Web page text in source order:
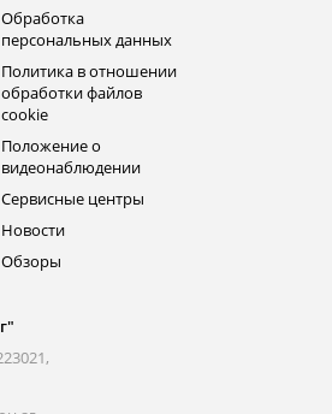
Обработка
персональных данных
Политика в отношении
обработки файлов
cookie
Положение о
видеонаблюдении
Сервисные центры
Новости
Обзоры